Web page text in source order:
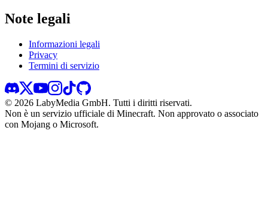
Note legali
Informazioni legali
Privacy
Termini di servizio
© 2026 LabyMedia GmbH. Tutti i diritti riservati.
Non è un servizio ufficiale di Minecraft. Non approvato o associato
con Mojang o Microsoft.